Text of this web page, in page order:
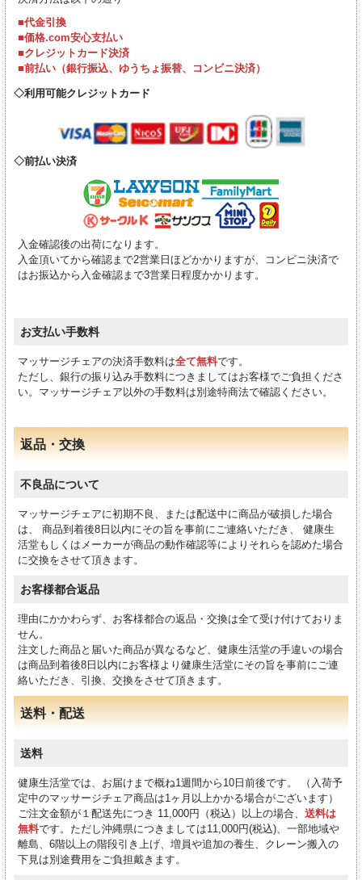
■代金引換
■価格.com安心支払い
■クレジットカード決済
■前払い（銀行振込、ゆうちょ振替、コンビニ決済）
利用可能クレジットカード
前払い決済
入金確認後の出荷になります。
入金頂いてから確認まで2営業日ほどかかりますが、コンビニ決済で
はお振込から入金確認まで3営業日程度かかります。
お支払い手数料
マッサージチェアの決済手数料は全て無料です。
ただし、銀行の振り込み手数料につきましてはお客様でご負担くださ
い。マッサージチェア以外の手数料は別途特商法で確認ください。
返品・交換
不良品について
マッサージチェアに初期不良、または配送中に商品が破損した場合
は、 商品到着後8日以内にその旨を事前にご連絡いただき、 健康生
活堂もしくはメーカーが商品の動作確認等によりそれらを認めた場合
に交換をさせて頂きます。
お客様都合返品
理由にかかわらず、お客様都合の返品・交換は全て受け付けておりま
せん。
注文した商品と届いた商品が異なるなど、健康生活堂の手違いの場合
は商品到着後8日以内にお客様より健康生活堂にその旨を事前にご連
絡いただき、引換、交換をさせて頂きます。
送料・配送
送料
健康生活堂では、お届けまで概ね1週間から10日前後です。 （入荷予
定中のマッサージチェア商品は1ヶ月以上かかる場合がございます）
ご注文金額が１配送先につき 11,000円（税込）以上の場合、 送料は
無料です。ただし沖縄県につきましては11,000円(税込)、一部地域や
離島、6階以上の階段引き上げ、増員や追加の養生、クレーン搬入の
下見は別途費用をご負担戴きます。